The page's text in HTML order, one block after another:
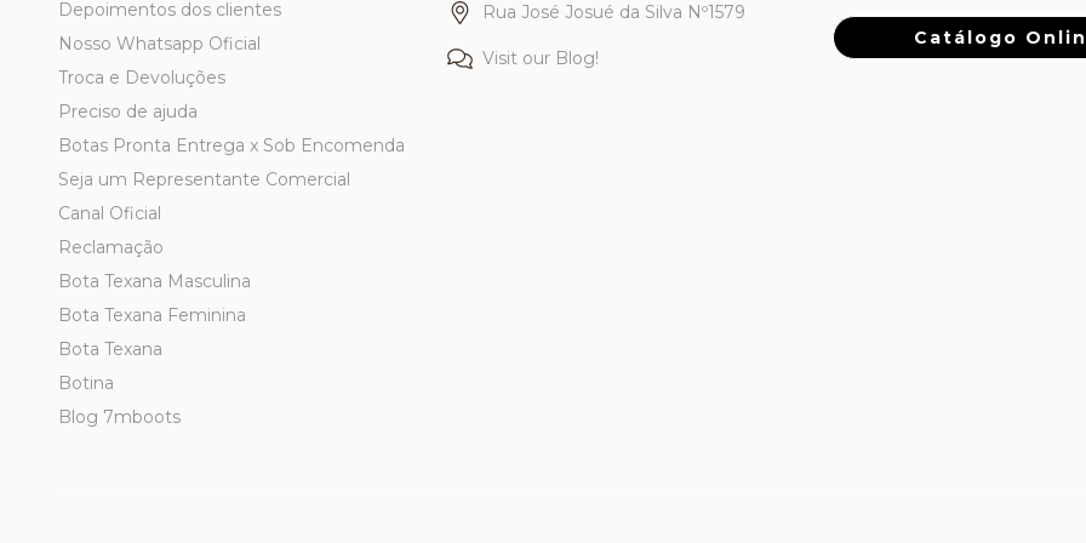
Depoimentos dos clientes
Nosso Whatsapp Oficial
Troca e Devoluções
Preciso de ajuda
Botas Pronta Entrega x Sob Encomenda
Seja um Representante Comercial
Canal Oficial
Reclamação
Bota Texana Masculina
Bota Texana Feminina
Bota Texana
Botina
Blog 7mboots
Rua José Josué da Silva Nº1579
Visit our Blog!
Catálogo